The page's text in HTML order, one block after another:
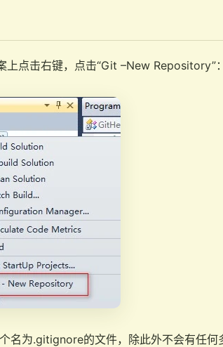
点击右键，点击“Git –New Repository”：
名为.gitignore的文件，除此外不会有任何